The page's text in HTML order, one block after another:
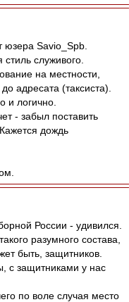
юзера Savio_Spb.
стиль служивого.
на местности,
адресата (таксиста).
и логично.
- забыл поставить
дождь
России - удивился.
разумного состава,
быть, защитников.
с защитниками у нас
по воле случая место